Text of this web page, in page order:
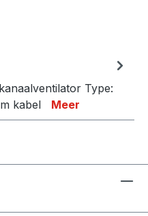
Type:
kabel Meer